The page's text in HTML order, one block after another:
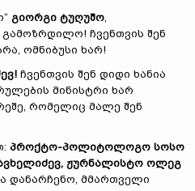
გიორგი ტუღუშო,
ჩვენთვის შენ
ომნიბუსი ხარ!
ჩვენთვის შენ დიდი ხანია
მინისტრი ხარ
რომელიც მალე შენ
პროქტო-პოლიტოლოგო სოსო
ჟურნალისტო ოლეგ
დანარჩენო, მმართველი